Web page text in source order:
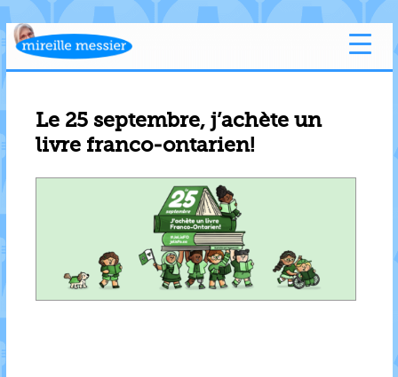
Le 25 septembre, j’achète un
livre franco-ontarien!